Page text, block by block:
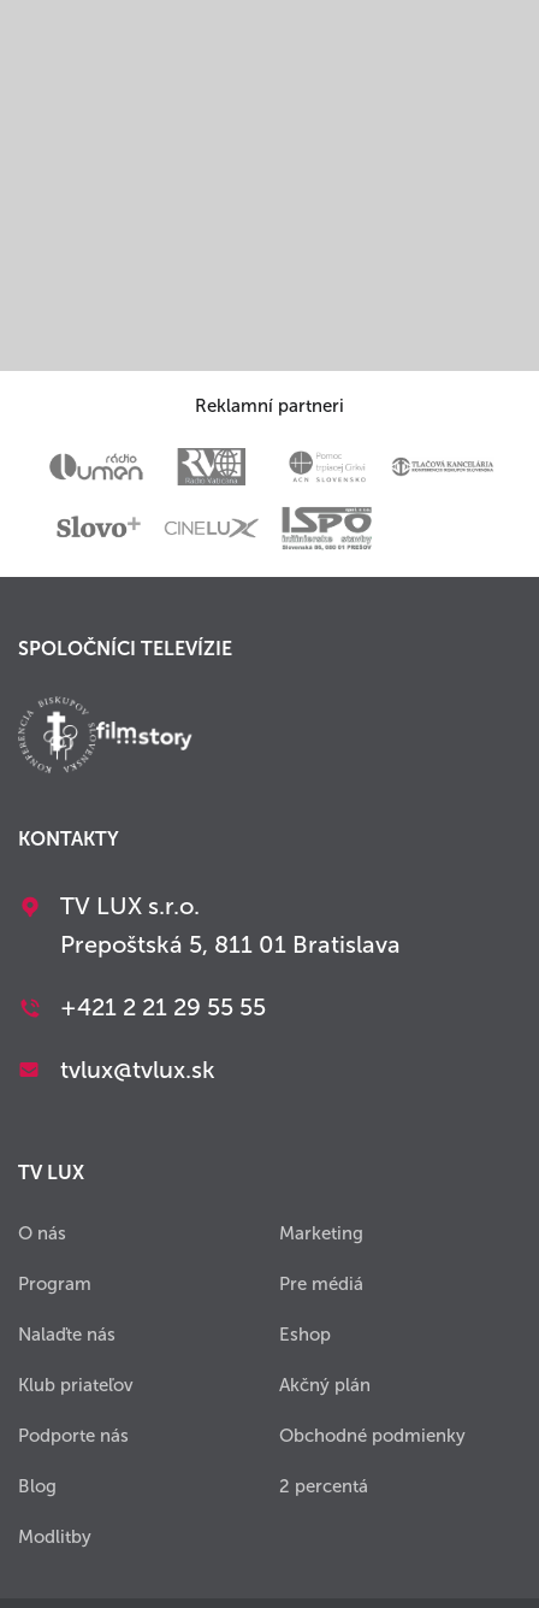
Reklamní partneri
SPOLOČNÍCI TELEVÍZIE
KONTAKTY
TV LUX s.r.o.
Prepoštská 5, 811 01 Bratislava
+421 2 21 29 55 55
tvlux@tvlux.sk
TV LUX
O nás
Program
Nalaďte nás
Klub priateľov
Podporte nás
Blog
Modlitby
Marketing
Pre médiá
Eshop
Akčný plán
Obchodné podmienky
2 percentá